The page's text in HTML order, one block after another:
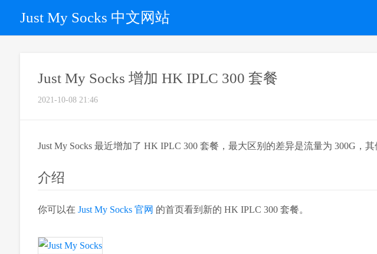
Just My Socks 中文网站
Just My Socks 增加 HK IPLC 300 套餐
2021-10-08 21:46
Just My Socks 最近增加了 HK IPLC 300 套餐，最大区别的差异是流量为 300G，其
介绍
你可以在 Just My Socks 官网 的首页看到新的 HK IPLC 300 套餐。